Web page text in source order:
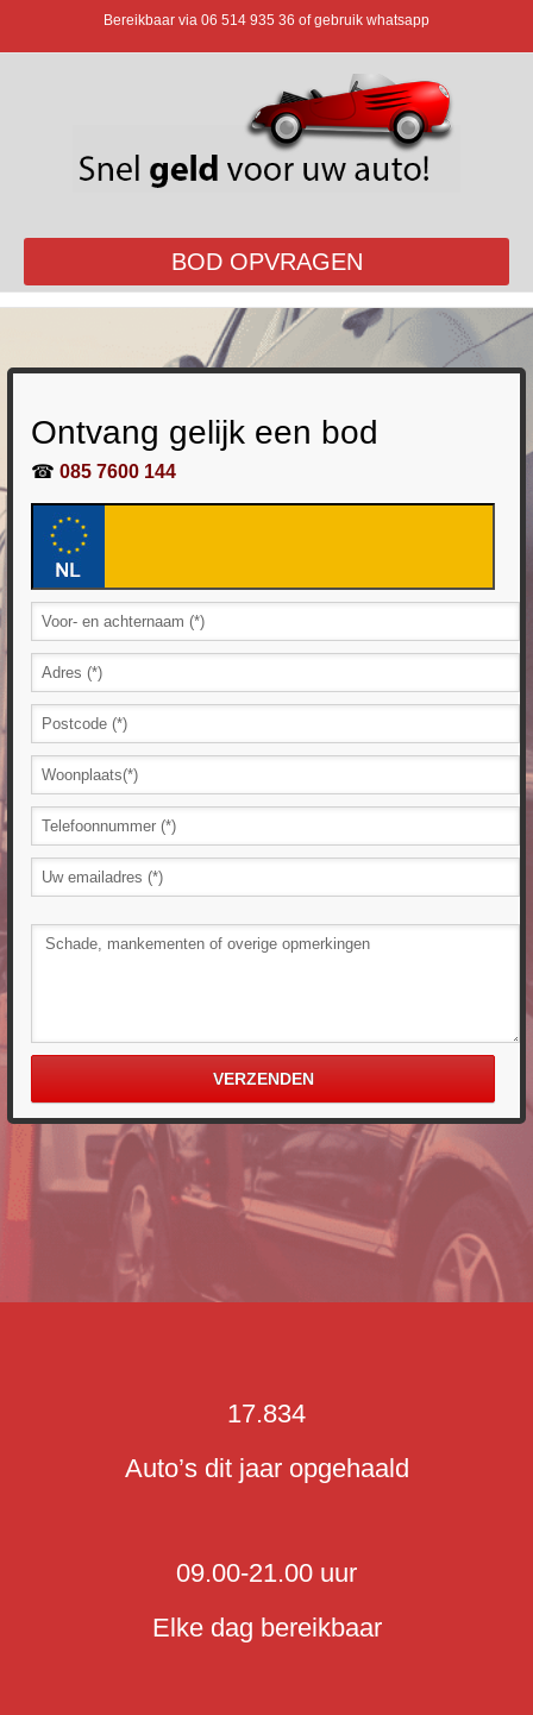
Bereikbaar via 06 514 935 36 of gebruik whatsapp
BOD OPVRAGEN
Ontvang gelijk een bod
☎ 085 7600 144
17.834
Auto’s dit jaar opgehaald
09.00-21.00 uur
Elke dag bereikbaar